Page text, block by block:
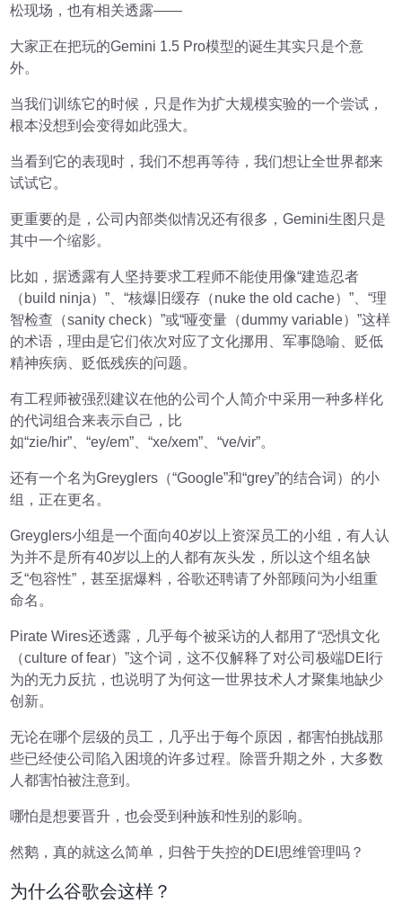
松现场，也有相关透露——
大家正在把玩的Gemini 1.5 Pro模型的诞生其实只是个意
外。
当我们训练它的时候，只是作为扩大规模实验的一个尝试，
根本没想到会变得如此强大。
当看到它的表现时，我们不想再等待，我们想让全世界都来
试试它。
更重要的是，公司内部类似情况还有很多，Gemini生图只是
其中一个缩影。
比如，据透露有人坚持要求工程师不能使用像“建造忍者
（build ninja）”、“核爆旧缓存（nuke the old cache）”、“理
智检查（sanity check）”或“哑变量（dummy variable）”这样
的术语，理由是它们依次对应了文化挪用、军事隐喻、贬低
精神疾病、贬低残疾的问题。
有工程师被强烈建议在他的公司个人简介中采用一种多样化
的代词组合来表示自己，比
如“zie/hir”、“ey/em”、“xe/xem”、“ve/vir”。
还有一个名为Greyglers（“Google”和“grey”的结合词）的小
组，正在更名。
Greyglers小组是一个面向40岁以上资深员工的小组，有人认
为并不是所有40岁以上的人都有灰头发，所以这个组名缺
乏“包容性”，甚至据爆料，谷歌还聘请了外部顾问为小组重
命名。
Pirate Wires还透露，几乎每个被采访的人都用了“恐惧文化
（culture of fear）”这个词，这不仅解释了对公司极端DEI行
为的无力反抗，也说明了为何这一世界技术人才聚集地缺少
创新。
无论在哪个层级的员工，几乎出于每个原因，都害怕挑战那
些已经使公司陷入困境的许多过程。除晋升期之外，大多数
人都害怕被注意到。
哪怕是想要晋升，也会受到种族和性别的影响。
然鹅，真的就这么简单，归咎于失控的DEI思维管理吗？
为什么谷歌会这样？